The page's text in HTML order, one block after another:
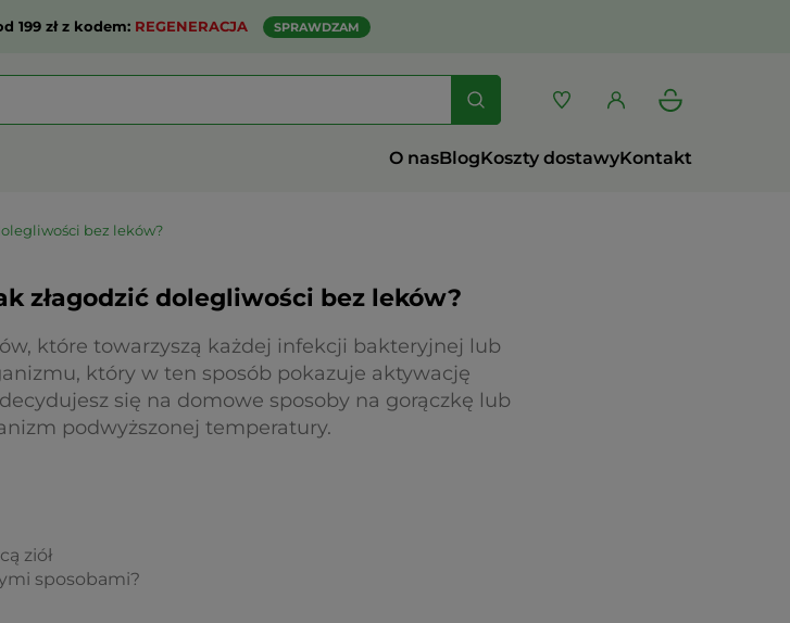
199 zł z kodem: REGENERACJA SPRAWDZAM
O nasBlogKoszty dostawyKontakt
bez leków?
złagodzić dolegliwości bez leków?
które towarzyszą każdej infekcji bakteryjnej lub
który w ten sposób pokazuje aktywację
się na domowe sposoby na gorączkę lub
podwyższonej temperatury.
ziół
sposobami?